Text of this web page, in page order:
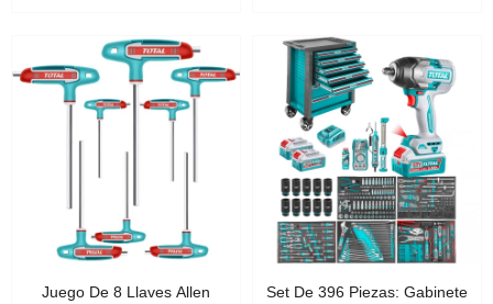
Juego De 8 Llaves Allen
Set De 396 Piezas: Gabinete